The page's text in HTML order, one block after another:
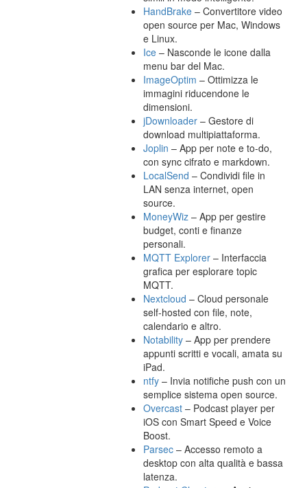
HandBrake – Convertitore video
open source per Mac, Windows
e Linux.
Ice – Nasconde le icone dalla
menu bar del Mac.
ImageOptim – Ottimizza le
immagini riducendone le
dimensioni.
jDownloader – Gestore di
download multipiattaforma.
Joplin – App per note e to-do,
con sync cifrato e markdown.
LocalSend – Condividi file in
LAN senza internet, open
source.
MoneyWiz – App per gestire
budget, conti e finanze
personali.
MQTT Explorer – Interfaccia
grafica per esplorare topic
MQTT.
Nextcloud – Cloud personale
self-hosted con file, note,
calendario e altro.
Notability – App per prendere
appunti scritti e vocali, amata su
iPad.
ntfy – Invia notifiche push con un
semplice sistema open source.
Overcast – Podcast player per
iOS con Smart Speed e Voice
Boost.
Parsec – Accesso remoto a
desktop con alta qualità e bassa
latenza.